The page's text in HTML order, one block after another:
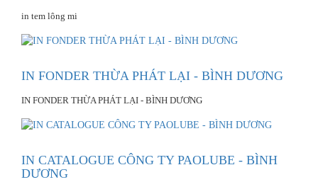
in tem lông mi
IN FONDER THỪA PHÁT LẠI - BÌNH DƯƠNG
IN FONDER THỪA PHÁT LẠI - BÌNH DƯƠNG
IN CATALOGUE CÔNG TY PAOLUBE - BÌNH
DƯƠNG